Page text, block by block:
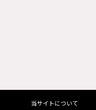
当サイトについて